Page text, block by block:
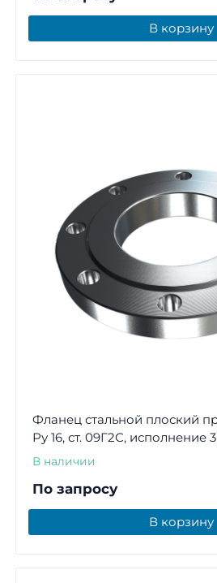
В корзину
Фланец стальной плоский
Ру 16, ст. 09Г2С, исполнение
В наличии
По запросу
В корзину